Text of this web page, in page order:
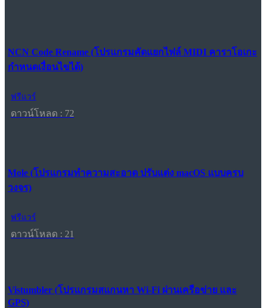
NCN Code Rename (โปรแกรมคัดแยกไฟล์ MIDI คาราโอเกะ
กำหนดเงื่อนไขได้)
ฟรีแวร์
ดาวน์โหลด : 72
Mole (โปรแกรมทำความสะอาด ปรับแต่ง macOS แบบครบ
วงจร)
ฟรีแวร์
ดาวน์โหลด : 21
Vistumbler (โปรแกรมสแกนหา Wi-Fi ผ่านเครือข่าย และ
GPS)